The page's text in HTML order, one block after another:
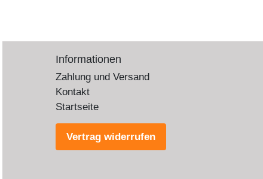
Informationen
Zahlung und Versand
Kontakt
Startseite
Vertrag widerrufen